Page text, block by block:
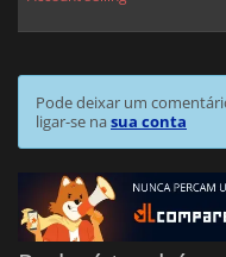
Pode deixar um
ligar-se nasua conta